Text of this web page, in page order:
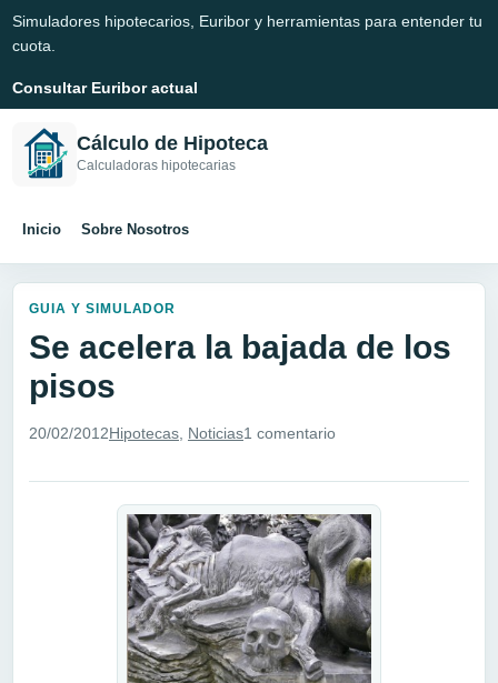
Simuladores hipotecarios, Euribor y herramientas para entender tu
cuota.
Consultar Euribor actual
Cálculo de Hipoteca
Calculadoras hipotecarias
Inicio Sobre Nosotros
GUIA Y SIMULADOR
Se acelera la bajada de los
pisos
20/02/2012Hipotecas Noticias1 comentario